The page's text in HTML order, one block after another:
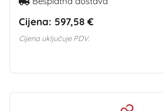
Cijena: 597,58 €
Cijena uključuje PDV.